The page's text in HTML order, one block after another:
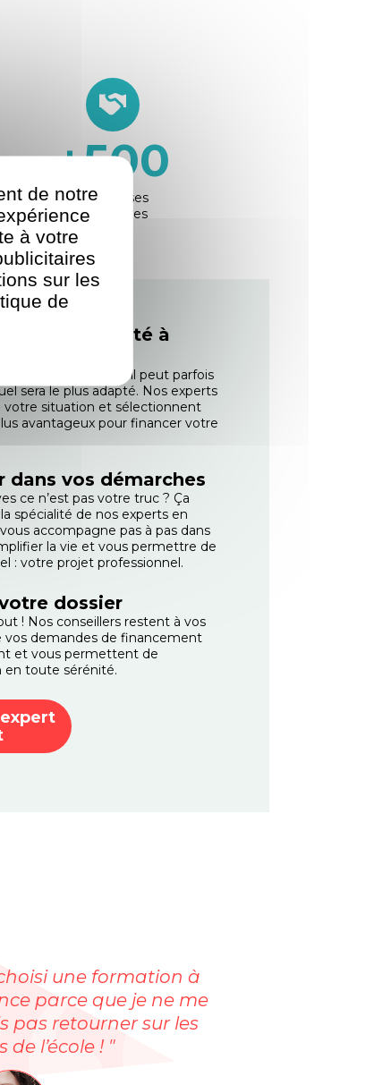
+500
Entreprises
partenaires
le plus adapté à
existent et il peut parfois
sera le plus adapté. Nos experts
votre situation et sélectionnent
avantageux pour financer votre
dans vos démarches
ce n’est pas votre truc ? Ça
spécialité de nos experts en
accompagne pas à pas dans
la vie et vous permettre de
: votre projet professionnel.
dossier
! Nos conseillers restent à vos
vos demandes de financement
et vous permettent de
toute sérénité.
choisi une formation à
parce que je ne me
pas retourner sur les
de l’école ! "
de notre
à votre
sur les
de